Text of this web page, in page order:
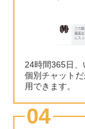
24時間365日、
個別チャット
用できます。
04